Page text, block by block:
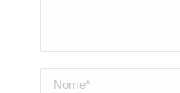
Nome *